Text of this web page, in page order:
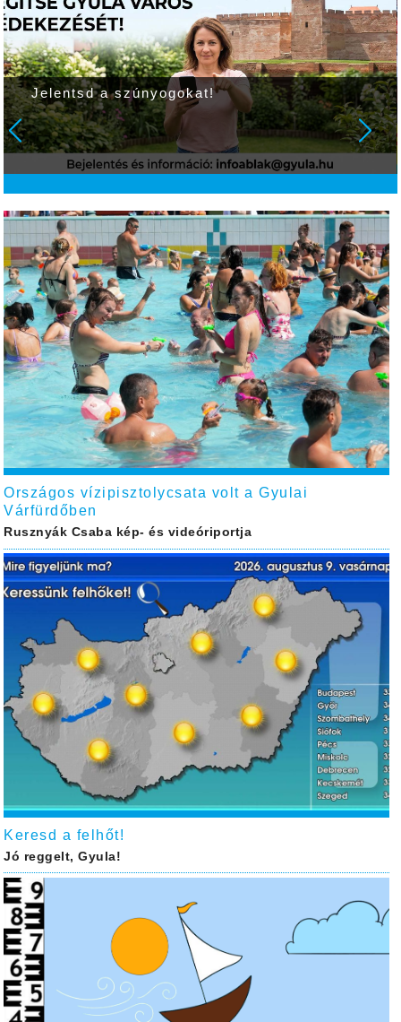
20% kedvezmény több mint 60-fajta
sulifelszerelésre a Partyvarázs ajándék- és
játékboltban
Országos vízipisztolycsata volt a Gyulai
Várfürdőben
Rusznyák Csaba kép- és videóriportja
Keresd a felhőt!
Jó reggelt, Gyula!